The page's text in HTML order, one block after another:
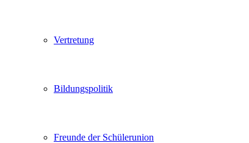
Vertretung
Bildungspolitik
Freunde der Schülerunion